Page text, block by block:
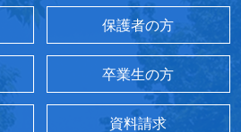
保護者の方
卒業生の方
資料請求